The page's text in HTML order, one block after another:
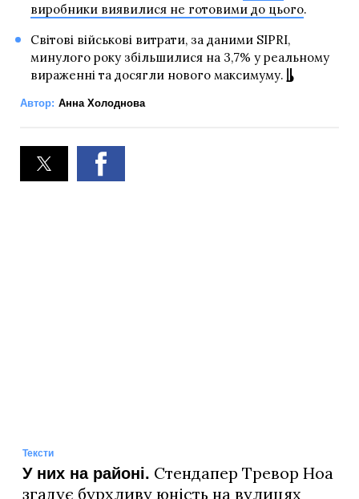
виробники виявилися не готовими до цього.
Світові військові витрати, за даними SIPRI,
минулого року збільшилися на 3,7% у реальному
вираженні та досягли нового максимуму.
Автор: Анна Холоднова